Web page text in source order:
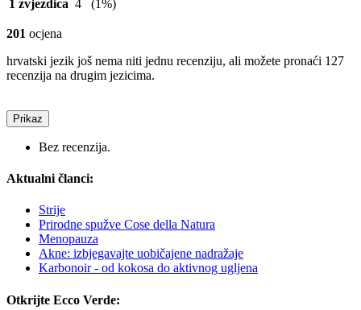
1 zvjezdica 4 (1%)
201 ocjena
hrvatski jezik još nema niti jednu recenziju, ali možete pronaći 127
recenzija na drugim jezicima.
Prikaz
Bez recenzija.
Aktualni članci:
Strije
Prirodne spužve Cose della Natura
Menopauza
Akne: izbjegavajte uobičajene nadražaje
Karbonoir - od kokosa do aktivnog ugljena
Otkrijte Ecco Verde: